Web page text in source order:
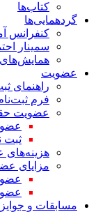
کتاب‌ها
گردهمایی‌ها
کنفرانس
سمینار
عضویت
راهنمای
فرم
عضویت
ثبت
مزایای
مسابقات و جوایز